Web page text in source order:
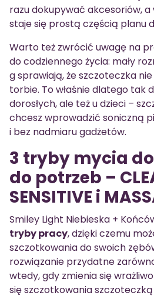
razu dokupywać akcesoriów,
staje się prostą częścią planu
Warto też zwrócić uwagę na
do codziennego życia: mały
g sprawiają, że szczoteczka
torbie. To właśnie dlatego tak
dorosłych, ale też u dzieci –
chcesz wprowadzić soniczną
i bez nadmiaru gadżetów.
3 tryby mycia
do potrzeb –
SENSITIVE i
Smiley Light Niebieska +
tryby pracy, dzięki czemu
szczotkowania do swoich
rozwiązanie przydatne
wtedy, gdy zmienia się
się szczotkowania